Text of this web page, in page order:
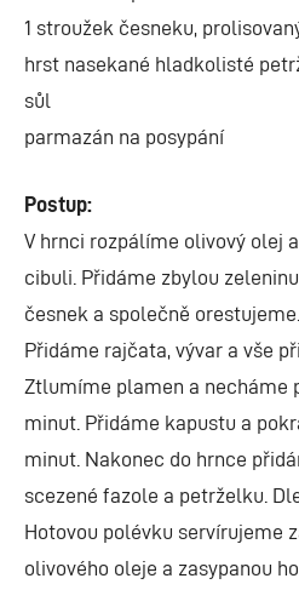
1 stroužek česneku,
hrst nasekané hladkolisté
sůl
parmazán na posypání
Postup:
V hrnci rozpálíme olivový olej
cibuli. Přidáme zbylou
česnek a společně orestujeme.
Přidáme rajčata, vývar a vše
Ztlumíme plamen a necháme
minut. Přidáme kapustu a
minut. Nakonec do hrnce
scezené fazole a petrželku.
Hotovou polévku servírujeme
olivového oleje a zasypanou